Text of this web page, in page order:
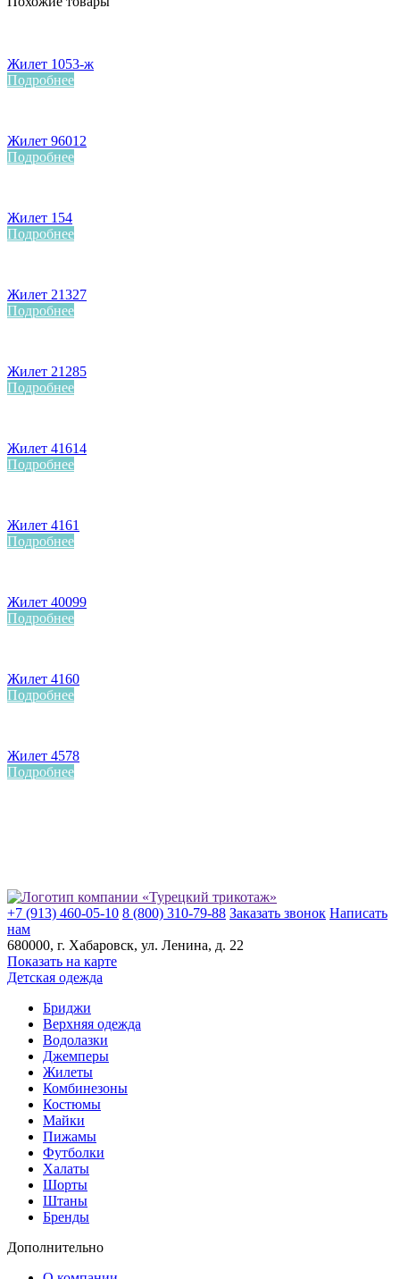
Жилет 1053-ж
Подробнее
Жилет 96012
Подробнее
Жилет 154
Подробнее
Жилет 21327
Подробнее
Жилет 21285
Подробнее
Жилет 41614
Подробнее
Жилет 4161
Подробнее
Жилет 40099
Подробнее
Жилет 4160
Подробнее
Жилет 4578
Подробнее
+7 (913) 460-05-10 8 (800) 310-79-88 Заказать звонок Написать
нам
680000, г. Хабаровск, ул. Ленина, д. 22
Показать на карте
Детская одежда
Бриджи
Верхняя одежда
Водолазки
Джемперы
Жилеты
Комбинезоны
Костюмы
Майки
Пижамы
Футболки
Халаты
Шорты
Штаны
Бренды
Дополнительно